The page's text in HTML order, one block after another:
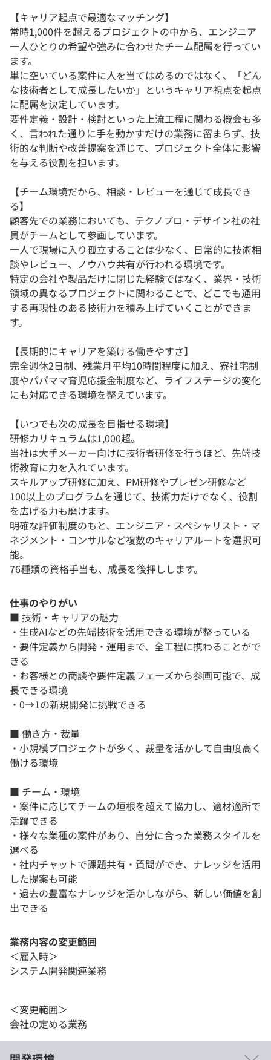
【キャリア起点で最適なマッチング】
常時1,000件を超えるプロジェクトの中から、エンジニア
一人ひとりの希望や強みに合わせたチーム配属を行ってい
ます。
単に空いている案件に人を当てはめるのではなく、「どん
な技術者として成長したいか」というキャリア視点を起点
に配属を決定しています。
要件定義・設計・検討といった上流工程に関わる機会も多
く、言われた通りに手を動かすだけの業務に留まらず、技
術的な判断や改善提案を通じて、プロジェクト全体に影響
を与える役割を担います。
【チーム環境だから、相談・レビューを通じて成長でき
る】
顧客先での業務においても、テクノプロ・デザイン社の社
員がチームとして参画しています。
一人で現場に入り孤立することは少なく、日常的に技術相
談やレビュー、ノウハウ共有が行われる環境です。
特定の会社や製品だけに閉じた経験ではなく、業界・技術
領域の異なるプロジェクトに関わることで、どこでも通用
する再現性のある技術力を積み上げていくことができま
す。
【長期的にキャリアを築ける働きやすさ】
完全週休2日制、残業月平均10時間程度に加え、寮社宅制
度やパパママ育児応援金制度など、ライフステージの変化
にも対応できる環境を整えています。
【いつでも次の成長を目指せる環境】
研修カリキュラムは1,000超。
当社は大手メーカー向けに技術者研修を行うほど、先端技
術教育に力を入れています。
スキルアップ研修に加え、PM研修やプレゼン研修など
100以上のプログラムを通じて、技術力だけでなく、役割
を広げる力も磨けます。
明確な評価制度のもと、エンジニア・スペシャリスト・マ
ネジメント・コンサルなど複数のキャリアルートを選択可
能。
76種類の資格手当も、成長を後押しします。
仕事のやりがい
■ 技術・キャリアの魅力
・生成AIなどの先端技術を活用できる環境が整っている
・要件定義から開発・運用まで、全工程に携わることがで
きる
・お客様との商談や要件定義フェーズから参画可能で、成
長できる環境
・0→1の新規開発に挑戦できる
■ 働き方・裁量
・小規模プロジェクトが多く、裁量を活かして自由度高く
働ける環境
■ チーム・環境
・案件に応じてチームの垣根を超えて協力し、適材適所で
活躍できる
・様々な業種の案件があり、自分に合った業務スタイルを
選べる
・社内チャットで課題共有・質問ができ、ナレッジを活用
した提案も可能
・過去の豊富なナレッジを活かしながら、新しい価値を創
出できる
業務内容の変更範囲
＜雇入時＞
システム開発関連業務
＜変更範囲＞
会社の定める業務